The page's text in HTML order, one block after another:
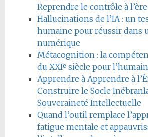
Reprendre le contrôle à l’ère
Hallucinations de l’IA : un
humaine pour réussir dans
numérique
Métacognition : la
du XXIᵉ siècle pour
Apprendre à Apprendre à
Construire le Socle
Souveraineté Intellectuelle
Quand l’outil remplace
fatigue mentale et